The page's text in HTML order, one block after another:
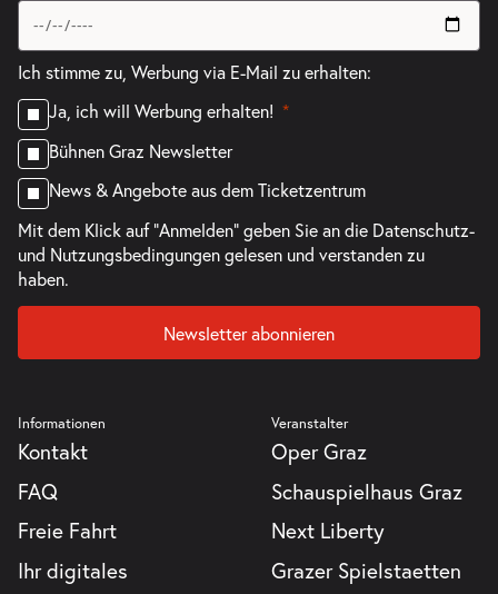
Ich stimme zu, Werbung via E-Mail zu erhalten:
Ja, ich will Werbung erhalten!
Bühnen Graz Newsletter
News & Angebote aus dem Ticketzentrum
Mit dem Klick auf "Anmelden" geben Sie an die Datenschutz-
und Nutzungsbedingungengelesen und verstanden zu
haben.
Newsletter abonnieren
Informationen
Kontakt
FAQ
Freie Fahrt
Ihr digitales
Veranstalter
Oper Graz
Schauspielhaus Graz
Next Liberty
Grazer Spielstaetten